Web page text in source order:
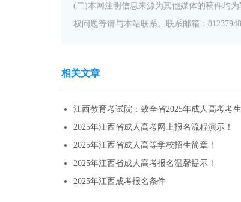
(二)本网注明信息来源为其他媒体的稿件均
权问题等请与本站联系。联系邮箱：
相关文章
江西教育考试院：致全省2025年成人高考考
2025年江西省成人高考网上报名流程演示！
2025年江西省成人高等学校招生简章！
2025年江西省成人高考报名温馨提示！
2025年江西成考报名条件